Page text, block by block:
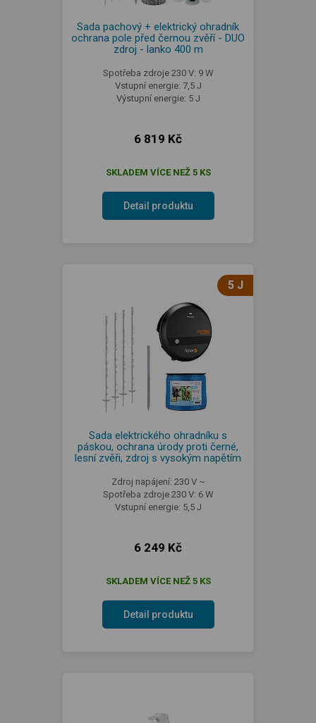
Sada pachový + elektrický ohradník
ochrana pole před černou zvěří - DUO
zdroj - lanko 400 m
Spotřeba zdroje 230 V: 9 W
Vstupní energie: 7,5 J
Výstupní energie: 5 J
6 819 Kč
SKLADEM VÍCE NEŽ 5 KS
Detail produktu
5 J
Sada elektrického ohradníku s
páskou, ochrana úrody proti černé,
lesní zvěři, zdroj s vysokým napětím
Zdroj napájení: 230 V ~
Spotřeba zdroje 230 V: 6 W
Vstupní energie: 5,5 J
6 249 Kč
SKLADEM VÍCE NEŽ 5 KS
Detail produktu